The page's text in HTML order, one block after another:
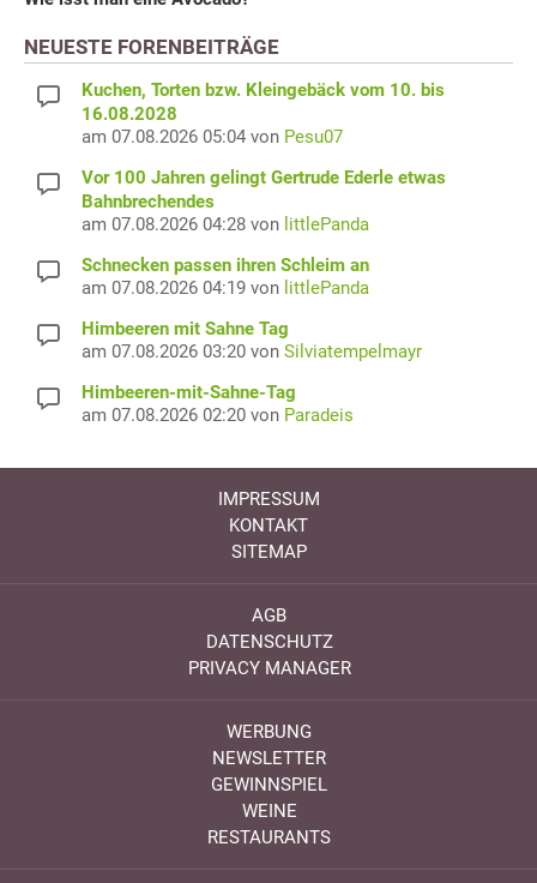
NEUESTE FORENBEITRÄGE
Kuchen, Torten bzw. Kleingebäck vom 10. bis
16.08.2028
am 07.08.2026 05:04 von Pesu07
Vor 100 Jahren gelingt Gertrude Ederle etwas
Bahnbrechendes
am 07.08.2026 04:28 von littlePanda
Schnecken passen ihren Schleim an
am 07.08.2026 04:19 von littlePanda
Himbeeren mit Sahne Tag
am 07.08.2026 03:20 von Silviatempelmayr
Himbeeren-mit-Sahne-Tag
am 07.08.2026 02:20 von Paradeis
IMPRESSUM
KONTAKT
SITEMAP
AGB
DATENSCHUTZ
PRIVACY MANAGER
WERBUNG
NEWSLETTER
GEWINNSPIEL
WEINE
RESTAURANTS